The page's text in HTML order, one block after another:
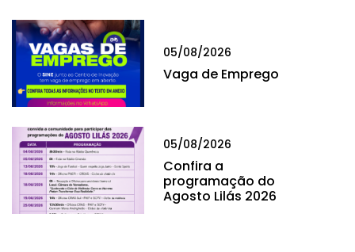
05/08/2026
Vaga de Emprego
05/08/2026
Confira a
programação do
Agosto Lilás 2026